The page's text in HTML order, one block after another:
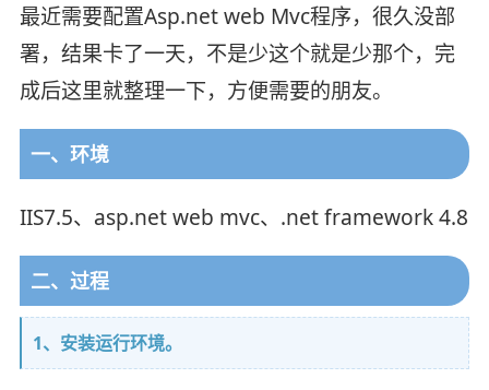
最近需要配置Asp.net web Mvc程序，很久没部
署，结果卡了一天，不是少这个就是少那个，完
成后这里就整理一下，方便需要的朋友。
一、环境
IIS7.5、asp.net web mvc、.net framework 4.8
二、过程
1、安装运行环境。